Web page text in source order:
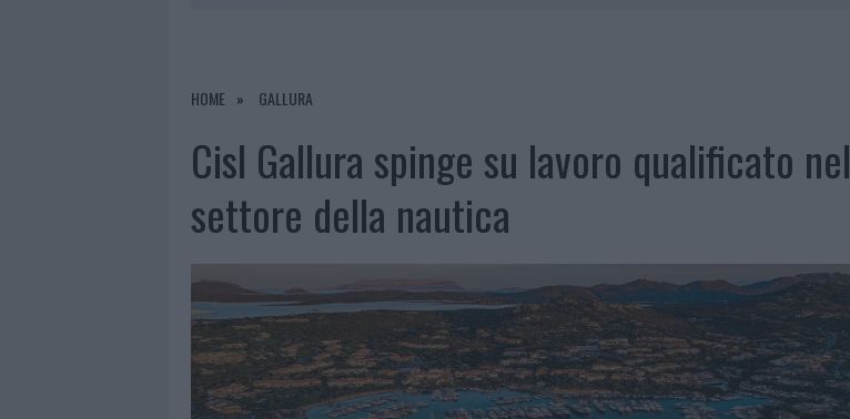
7 AGOSTO 2026 |
HOME GALLURA
Cisl Gallura spinge su lavoro qualificato nel
settore della nautica